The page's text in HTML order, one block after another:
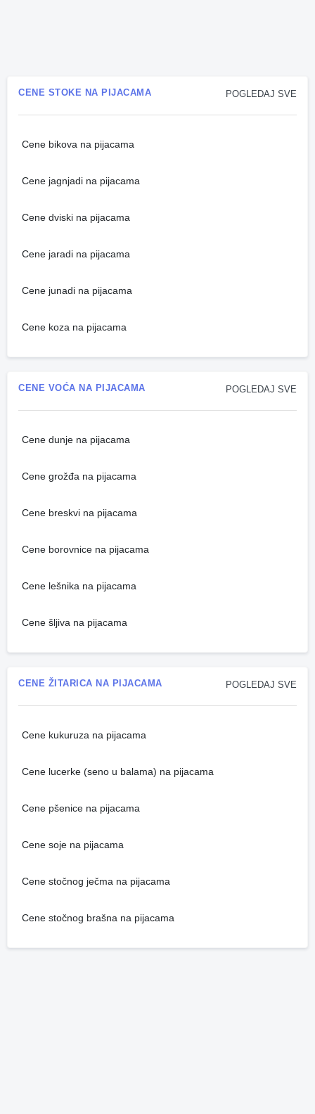
POGLEDAJ SVE
CENE STOKE NA PIJACAMA
Cene bikova na pijacama
Cene jagnjadi na pijacama
Cene dviski na pijacama
Cene jaradi na pijacama
Cene junadi na pijacama
Cene koza na pijacama
POGLEDAJ SVE
CENE VOĆA NA PIJACAMA
Cene dunje na pijacama
Cene grožđa na pijacama
Cene breskvi na pijacama
Cene borovnice na pijacama
Cene lešnika na pijacama
Cene šljiva na pijacama
POGLEDAJ SVE
CENE ŽITARICA NA PIJACAMA
Cene kukuruza na pijacama
Cene lucerke (seno u balama) na pijacama
Cene pšenice na pijacama
Cene soje na pijacama
Cene stočnog ječma na pijacama
Cene stočnog brašna na pijacama